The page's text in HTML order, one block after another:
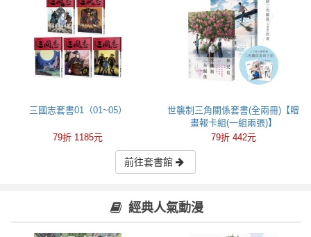
三國志套書01（01~05）
79折 1185元
世襲制三角關係套書(全兩冊)【贈
畫報卡組(一組兩張)】
79折 442元
前往套書館
經典人氣動漫